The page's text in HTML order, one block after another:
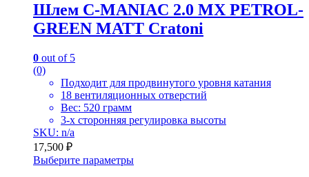
Шлем C-MANIAC 2.0 MX PETROL-
GREEN MATT Cratoni
0 out of 5
(0)
Подходит для продвинутого уровня катания
18 вентиляционных отверстий
Вес: 520 грамм
3-х сторонняя регулировка высоты
SKU: n/a
17,500 ₽
Выберите параметры